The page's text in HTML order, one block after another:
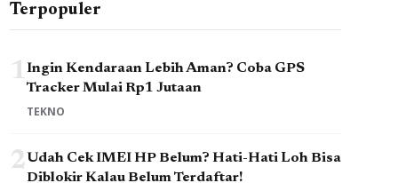
Terpopuler
1Ingin Kendaraan Lebih Aman? Coba GPS
Tracker Mulai Rp1 Jutaan
TEKNO
2Udah Cek IMEI HP Belum? Hati-Hati Loh Bisa
Diblokir Kalau Belum Terdaftar!